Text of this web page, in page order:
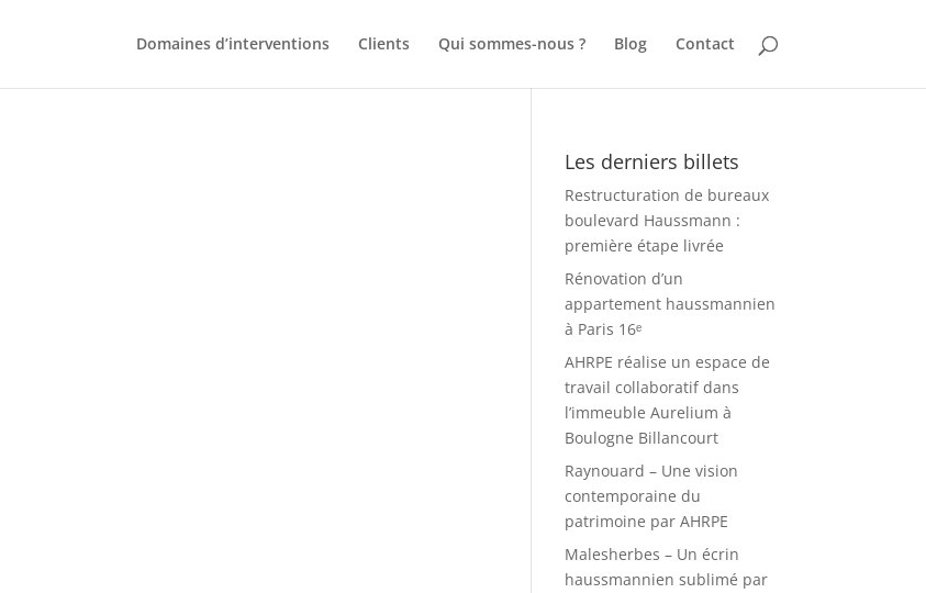
Domaines d’interventions Clients Qui sommes-nous ? Blog Contact
Les derniers billets
Restructuration de bureaux
boulevard Haussmann :
première étape livrée
Rénovation d’un
appartement haussmannien
à Paris 16ᵉ
AHRPE réalise un espace de
travail collaboratif dans
l’immeuble Aurelium à
Boulogne Billancourt
Raynouard – Une vision
contemporaine du
patrimoine par AHRPE
Malesherbes – Un écrin
haussmannien sublimé par